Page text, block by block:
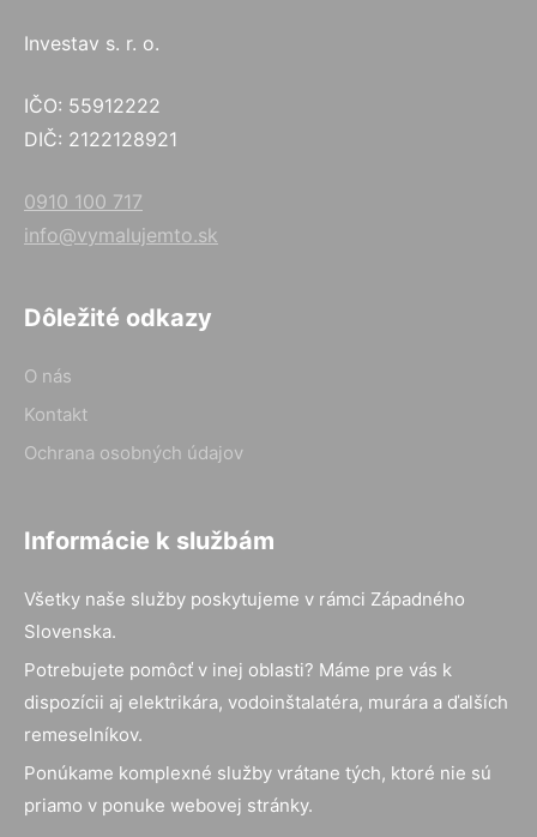
Investav s. r. o.
IČO: 55912222
DIČ: 2122128921
0910 100 717
info@vymalujemto.sk
Dôležité odkazy
O nás
Kontakt
Ochrana osobných údajov
Informácie k službám
Všetky naše služby poskytujeme v rámci Západného
Slovenska.
Potrebujete pomôcť v inej oblasti? Máme pre vás k
dispozícii aj elektrikára, vodoinštalatéra, murára a ďalších
remeselníkov.
Ponúkame komplexné služby vrátane tých, ktoré nie sú
priamo v ponuke webovej stránky.